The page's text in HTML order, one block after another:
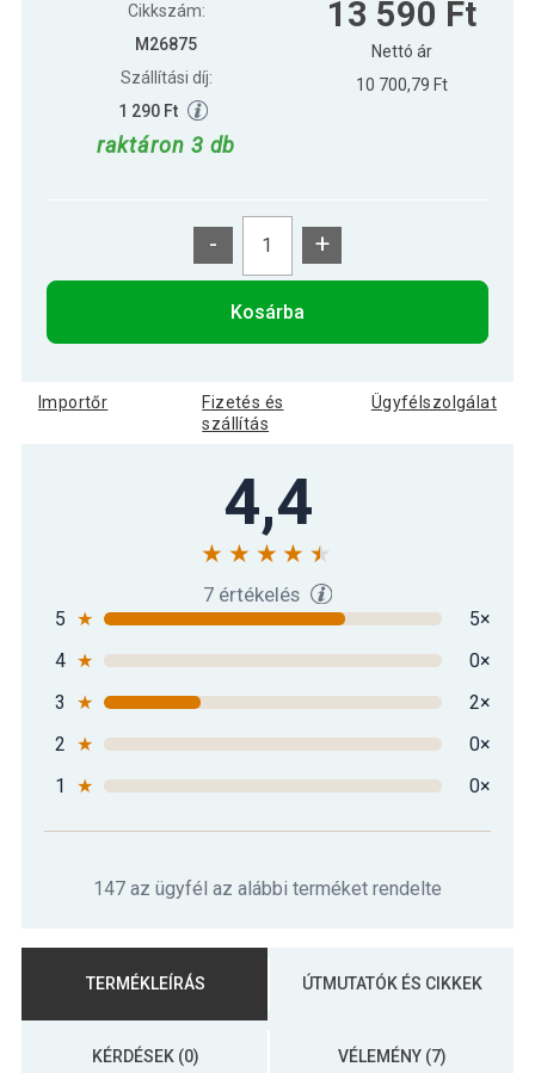
Kettlebell harangsúlyok MOVIT 8 kg 8 790 Ft
15 790 Ft
Cikkszám:
M26875
Szállítási díj:
1 290 Ft
raktáron 3 db
13 590 Ft
Nettó ár
10 700,79 Ft
- +
Kosárba
Importőr
Fizetés és
szállítás
Ügyfélszolgálat
4,4
7 értékelés
5 ★
5×
4 ★
0×
3
★
2×
2 ★
0×
1
★ 0×
147 az ügyfél az alábbi terméket rendelte
TERMÉKLEÍRÁS ÚTMUTATÓK ÉS CIKKEK
KÉRDÉSEK (0) VÉLEMÉNY (7)